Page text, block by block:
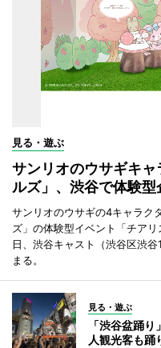
見る・遊ぶ
サンリオのウサギキ
ルズ」、渋谷で体験型
サンリオのウサギの4キャラク
ズ」の体験型イベント「チア
日、渋谷キャスト（渋谷区渋
まる。
見る・遊ぶ
「渋谷盆踊
人観光客も踊